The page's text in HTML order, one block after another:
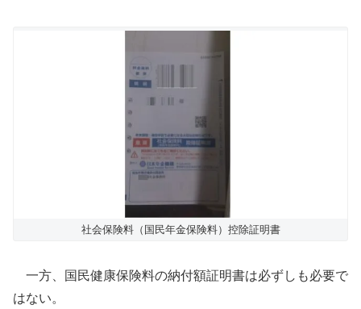
社会保険料（国民年金保険料）控除証明書
一方、国民健康保険料の納付額証明書は必ずしも必要で
はない。